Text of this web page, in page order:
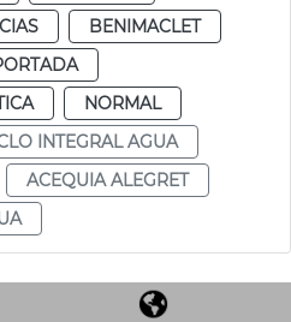
BENIMACLET
NORMAL
INTEGRAL AGUA
ACEQUIA ALEGRET